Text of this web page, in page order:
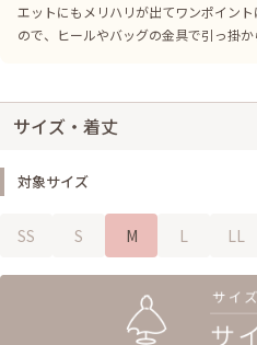
エットにもメリハリが出てワンポイン
ので、ヒールやバッグの金具で引っ掛か
サイズ・着丈
対象サイズ
SS S M L LL